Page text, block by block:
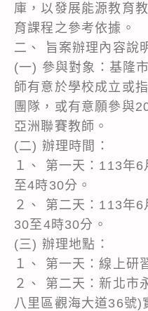
庫，以發展能源教育
育課程之參考依據。
二、 旨案辦理內容說
(一) 參與對象：基隆
師有意於學校成立或
團隊，或有意願參與
亞洲聯賽教師。
(二) 辦理時間：
１、 第一天：113年
至4時30分。
２、 第二天：113年
30至4時30分。
(三) 辦理地點：
１、 第一天：線上研
２、 第二天：新北市
八里區觀海大道36號)